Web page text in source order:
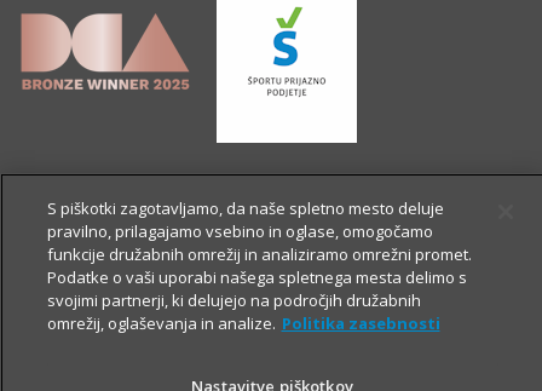
S piškotki zagotavljamo, da naše spletno mesto deluje
pravilno, prilagajamo vsebino in oglase, omogočamo
funkcije družabnih omrežij in analiziramo omrežni promet.
Podatke o vaši uporabi našega spletnega mesta delimo s
svojimi partnerji, ki delujejo na področjih družabnih
omrežij, oglaševanja in analize. Politika zasebnosti
Nastavitve piškotkov